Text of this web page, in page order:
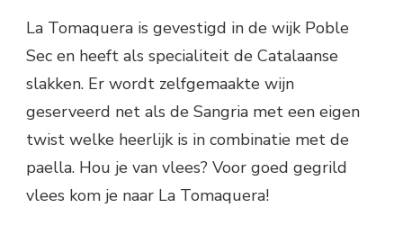
La Tomaquera is gevestigd in de wijk Poble
Sec en heeft als specialiteit de Catalaanse
slakken. Er wordt zelfgemaakte wijn
geserveerd net als de Sangria met een eigen
twist welke heerlijk is in combinatie met de
paella. Hou je van vlees? Voor goed gegrild
vlees kom je naar La Tomaquera!